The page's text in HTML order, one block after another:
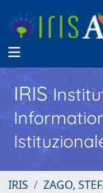
IRIS
IRIS ZAGO,